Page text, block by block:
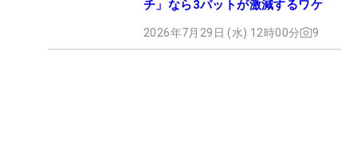
チ」なら3パットが激減するワケ
2026年7月29日 (水) 12時00分 9